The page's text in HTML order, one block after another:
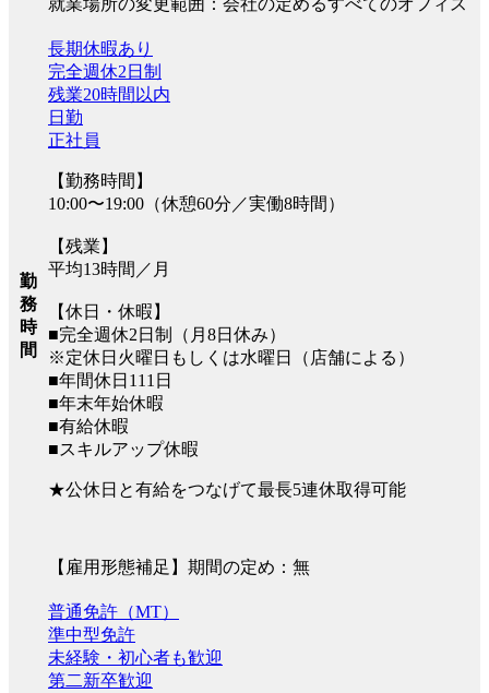
就業場所の変更範囲：会社の定めるすべてのオフィス
勤
務
時
間
長期休暇あり
完全週休2日制
残業20時間以内
日勤
正社員
【勤務時間】
10:00〜19:00（休憩60分／実働8時間）
【残業】
平均13時間／月
【休日・休暇】
■完全週休2日制（月8日休み）
※定休日火曜日もしくは水曜日（店舗による）
■年間休日111日
■年末年始休暇
■有給休暇
■スキルアップ休暇
★公休日と有給をつなげて最長5連休取得可能
【雇用形態補足】期間の定め：無
普通免許（MT）
準中型免許
未経験・初心者も歓迎
第二新卒歓迎